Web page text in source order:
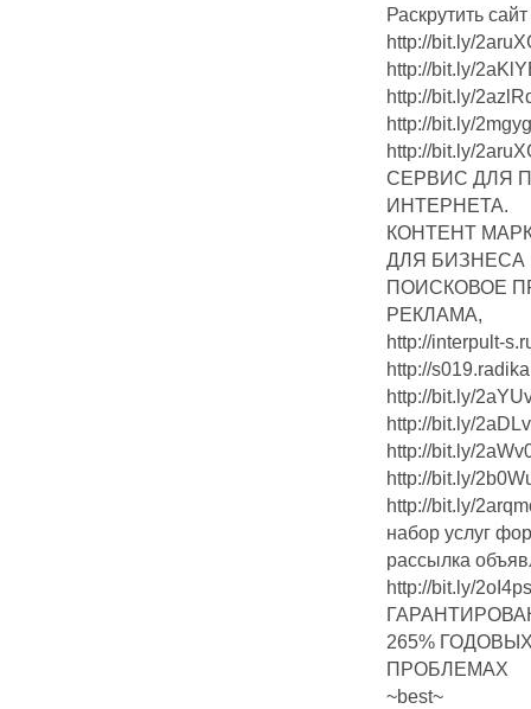
Раскрутить
http://bit.ly/
http://bit.ly/
http://bit.ly/
http://bit.ly/
http://bit.ly/
СЕРВИС ДЛЯ
ИНТЕРНЕТА.
КОНТЕНТ
ДЛЯ БИЗНЕСА
ПОИСКОВОЕ
РЕКЛАМА,
http://interpult-
http://
http://bit.ly/
http://bit.ly/
http://bit.ly/
http://bit.ly/
http://bit.ly/
набор услуг
рассылка
http://bit.ly/
265%
ПРОБЛЕМАХ
~best~